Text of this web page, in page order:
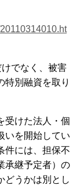
でなく、被害
特別融資を取り
受けた法人・個
いを開始してい
件には、担保不
承継予定者）の
どうかは別とし